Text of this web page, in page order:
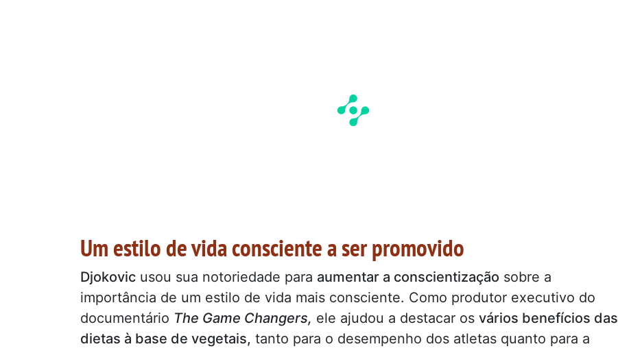
Um estilo de vida consciente a ser promovido
Djokovic usou sua notoriedade para aumentar a conscientização sobre a
importância de um estilo de vida mais consciente. Como produtor executivo do
documentário The Game Changers, ele ajudou a destacar os vários benefícios das
dietas à base de vegetais, tanto para o desempenho dos atletas quanto para a